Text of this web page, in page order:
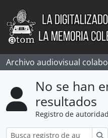
Skip to main content
Archivo audiovisual
No se han
resultados
Registro de autoridad